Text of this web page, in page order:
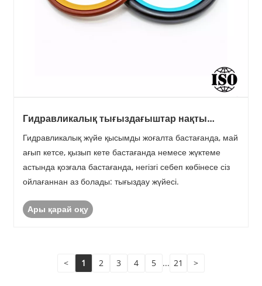
Гидравликалық тығыздағыштар нақты
қалуды қалай болдырмайды?
Гидравликалық жүйе қысымды жоғалта бастағанда, май
ағып кетсе, қызып кете бастағанда немесе жүктеме
астында қозғала бастағанда, негізгі себеп көбінесе сіз
ойлағаннан аз болады: тығыздау жүйесі.
Ары қарай оқу
< 1 2 3 4 5 ... 21 >